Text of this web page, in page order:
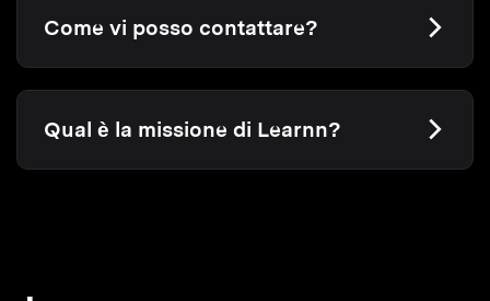
Come vi posso contattare?
Qual è la missione di Learnn?